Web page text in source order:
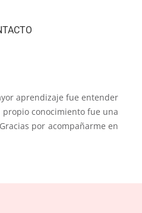
aprendizaje fue entender
conocimiento fue una
por acompañarme en